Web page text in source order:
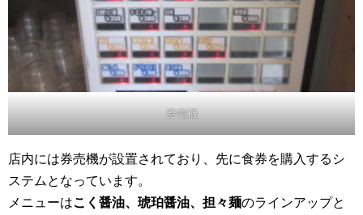
券売機
店内には券売機が設置されており、先に食券を購入するシ
ステムとなっています。
メニューはこく醤油、琥珀醤油、担々麺のラインアップと